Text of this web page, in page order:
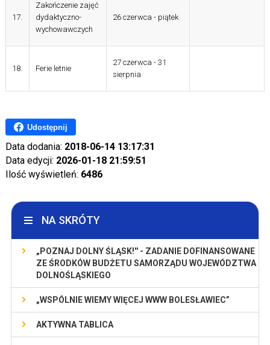
17.
Zakończenie zajęć
dydaktyczno-
wychowawczych
26 czerwca - piątek
18. Ferie letnie
27 czerwca - 31
sierpnia
Udostępnij
Data dodania: 2018-06-14 13:17:31
Data edycji: 2026-01-18 21:59:51
Ilość wyświetleń: 6486
NA SKRÓTY
„POZNAJ DOLNY ŚLĄSK!'' - ZADANIE DOFINANSOWANE
ZE ŚRODKÓW BUDŻETU SAMORZĄDU WOJEWÓDZTWA
DOLNOŚLĄSKIEGO
„WSPÓLNIE WIEMY WIĘCEJ WWW BOLESŁAWIEC”
AKTYWNA TABLICA